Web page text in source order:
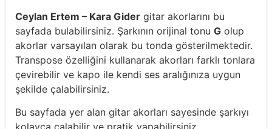
Ceylan Ertem – Kara Gider gitar akorlarını bu
sayfada bulabilirsiniz. Şarkının orijinal tonu G olup
akorlar varsayılan olarak bu tonda gösterilmektedir.
Transpose özelliğini kullanarak akorları farklı tonlara
çevirebilir ve kapo ile kendi ses aralığınıza uygun
şekilde çalabilirsiniz.
Bu sayfada yer alan gitar akorları sayesinde şarkıyı